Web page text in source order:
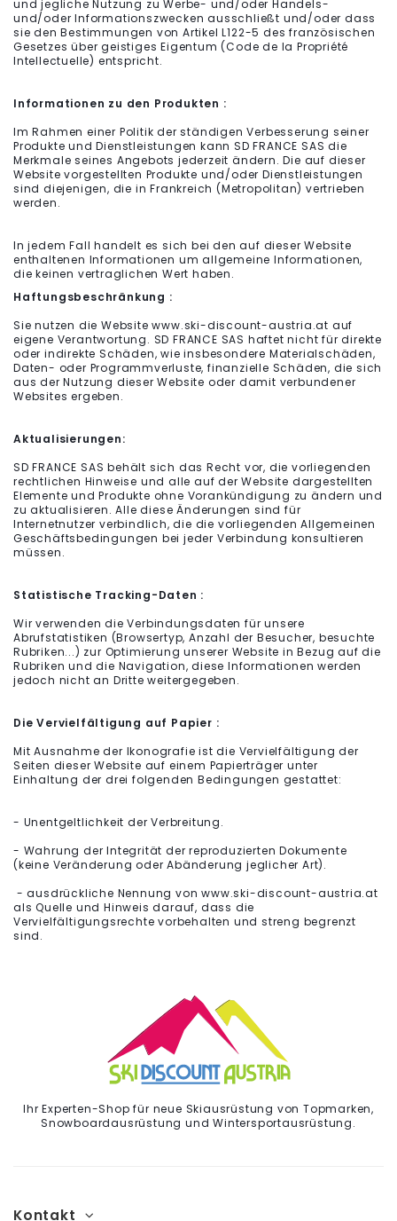
und jegliche Nutzung zu Werbe- und/oder Handels-
und/oder Informationszwecken ausschließt und/oder dass
sie den Bestimmungen von Artikel L122-5 des französischen
Gesetzes über geistiges Eigentum (Code de la Propriété
Intellectuelle) entspricht.
Informationen zu den Produkten :
Im Rahmen einer Politik der ständigen Verbesserung seiner
Produkte und Dienstleistungen kann SD FRANCE SAS die
Merkmale seines Angebots jederzeit ändern. Die auf dieser
Website vorgestellten Produkte und/oder Dienstleistungen
sind diejenigen, die in Frankreich (Metropolitan) vertrieben
werden.
In jedem Fall handelt es sich bei den auf dieser Website
enthaltenen Informationen um allgemeine Informationen,
die keinen vertraglichen Wert haben.
Haftungsbeschränkung :
Sie nutzen die Website www.ski-discount-austria.at auf
eigene Verantwortung. SD FRANCE SAS haftet nicht für direkte
oder indirekte Schäden, wie insbesondere Materialschäden,
Daten- oder Programmverluste, finanzielle Schäden, die sich
aus der Nutzung dieser Website oder damit verbundener
Websites ergeben.
Aktualisierungen:
SD FRANCE SAS behält sich das Recht vor, die vorliegenden
rechtlichen Hinweise und alle auf der Website dargestellten
Elemente und Produkte ohne Vorankündigung zu ändern und
zu aktualisieren. Alle diese Änderungen sind für
Internetnutzer verbindlich, die die vorliegenden Allgemeinen
Geschäftsbedingungen bei jeder Verbindung konsultieren
müssen.
Statistische Tracking-Daten :
Wir verwenden die Verbindungsdaten für unsere
Abrufstatistiken (Browsertyp, Anzahl der Besucher, besuchte
Rubriken...) zur Optimierung unserer Website in Bezug auf die
Rubriken und die Navigation, diese Informationen werden
jedoch nicht an Dritte weitergegeben.
Die Vervielfältigung auf Papier :
Mit Ausnahme der Ikonografie ist die Vervielfältigung der
Seiten dieser Website auf einem Papierträger unter
Einhaltung der drei folgenden Bedingungen gestattet:
- Unentgeltlichkeit der Verbreitung.
- Wahrung der Integrität der reproduzierten Dokumente
(keine Veränderung oder Abänderung jeglicher Art).
- ausdrückliche Nennung von www.ski-discount-austria.at
als Quelle und Hinweis darauf, dass die
Vervielfältigungsrechte vorbehalten und streng begrenzt
sind.
Ihr Experten-Shop für neue Skiausrüstung von Topmarken,
Snowboardausrüstung und Wintersportausrüstung.
Kontakt